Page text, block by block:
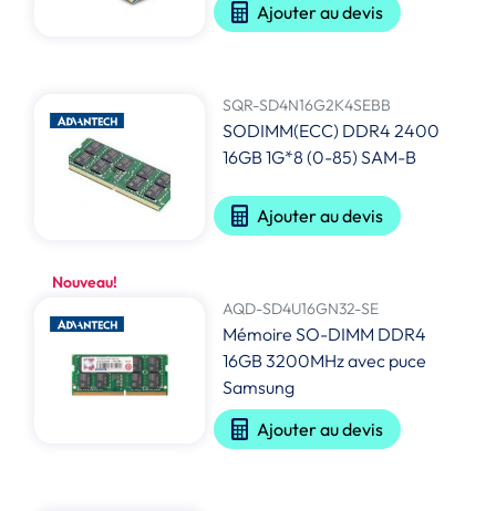
Ajouter au devis
SQR-SD4N16G2K4SEBB
SODIMM(ECC) DDR4 2400
16GB 1G*8 (0-85) SAM-B
Ajouter au devis
Nouveau!
AQD-SD4U16GN32-SE
Mémoire SO-DIMM DDR4
16GB 3200MHz avec puce
Samsung
Ajouter au devis